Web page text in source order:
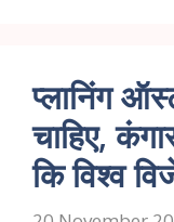
प्लानिंग
चाहिए,
कि विश्व